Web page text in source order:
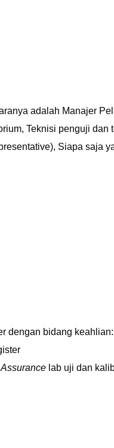
adalah Manajer
Teknisi penguji dan
Siapa saja
dengan bidang keahlian:
lab uji dan